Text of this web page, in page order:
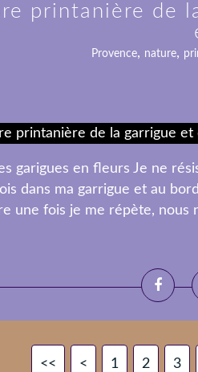
printanière de
Provence, nature,
garigues en fleurs Je ne
dans ma garrigue et au
une fois je me répète, nous
<< < 1 2 3